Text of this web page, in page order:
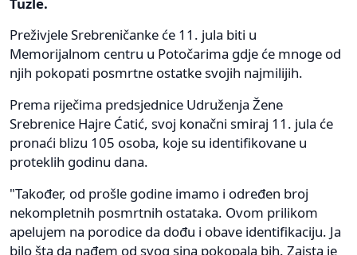
Tuzle.
Preživjele Srebreničanke će 11. jula biti u
Memorijalnom centru u Potočarima gdje će mnoge od
njih pokopati posmrtne ostatke svojih najmilijih.
Prema riječima predsjednice Udruženja Žene
Srebrenice Hajre Ćatić, svoj konačni smiraj 11. jula će
pronaći blizu 105 osoba, koje su identifikovane u
proteklih godinu dana.
"Također, od prošle godine imamo i određen broj
nekompletnih posmrtnih ostataka. Ovom prilikom
apelujem na porodice da dođu i obave identifikaciju. Ja
bilo šta da nađem od svog sina pokopala bih. Zaista je